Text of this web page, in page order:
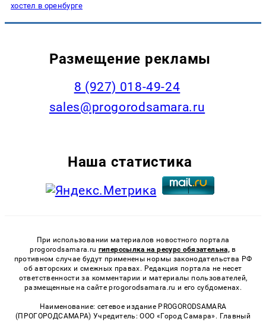
хостел в оренбурге
Размещение рекламы
8 (927) 018-49-24
sales@progorodsamara.ru
Наша статистика
При использовании материалов новостного портала
progorodsamara.ru гиперссылка на ресурс обязательна, в
противном случае будут применены нормы законодательства РФ
об авторских и смежных правах. Редакция портала не несет
ответственности за комментарии и материалы пользователей,
размещенные на сайте progorodsamara.ru и его субдоменах.
Наименование: сетевое издание PROGORODSAMARA
(ПРОГОРОДСАМАРА) Учредитель: ООО «Город Самара». Главный